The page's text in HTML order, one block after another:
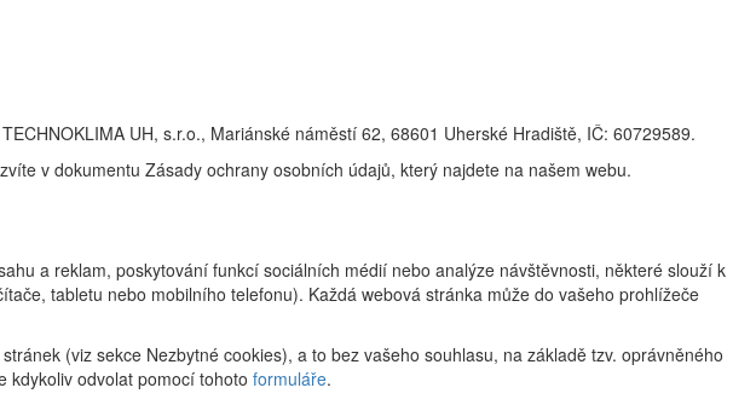
UH, s.r.o., Mariánské náměstí 62, 68601 Uherské Hradiště, IČ: 60729589.
v dokumentu Zásady ochrany osobních údajů, který najdete na našem webu.
a reklam, poskytování funkcí sociálních médií nebo analýze návštěvnosti, některé slouží k
tabletu nebo mobilního telefonu). Každá webová stránka může do vašeho prohlížeče
(viz sekce Nezbytné cookies), a to bez vašeho souhlasu, na základě tzv. oprávněného
kdykoliv odvolat pomocí tohoto formuláře.